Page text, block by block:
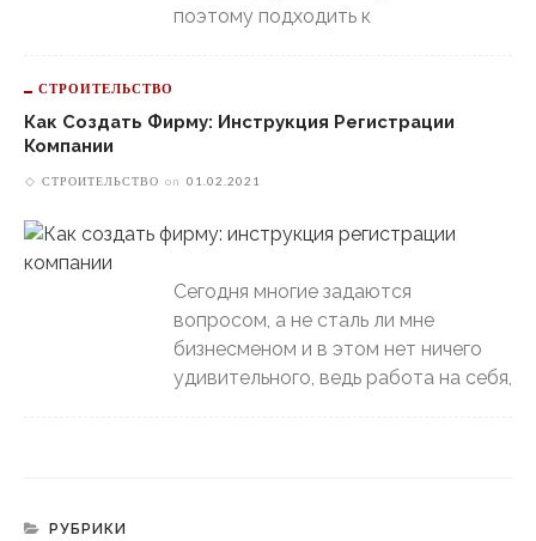
поэтому подходить к
СТРОИТЕЛЬСТВО
Как Создать Фирму: Инструкция Регистрации
Компании
СТРОИТЕЛЬСТВО on 01.02.2021
Сегодня многие задаются
вопросом, а не сталь ли мне
бизнесменом и в этом нет ничего
удивительного, ведь работа на себя,
РУБРИКИ